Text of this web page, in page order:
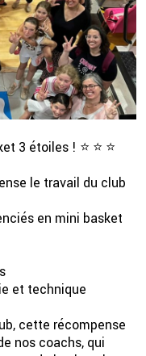
3 étoiles ! ⭐️ ⭐️ ⭐️
le travail du club
en mini basket
et technique
cette récompense
nos coachs, qui